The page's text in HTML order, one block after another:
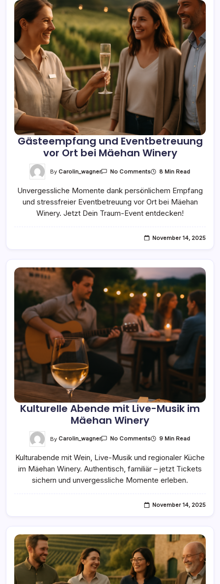
Gästeempfang und Eventbetreuung
vor Ort bei Mäehan Winery
By Carolin_wagner No CommentsOn
Eventbetreuung
Ort
Mäehan
8 Min Read
Unvergessliche Momente dank persönlichem Empfang
und stressfreier Eventbetreuung vor Ort bei Mäehan
Winery. Jetzt Dein Traum-Event entdecken!
November 14, 2025
Kulturelle Abende mit Live-Musik im
Mäehan Winery
By Carolin_wagner No CommentsOn
Mit
Live-
Musik
Im
Mäehan
9 Min Read
Kulturabende mit Wein, Live-Musik und regionaler Küche
im Mäehan Winery. Authentisch, familiär – jetzt Tickets
sichern und unvergessliche Momente erleben.
November 14, 2025